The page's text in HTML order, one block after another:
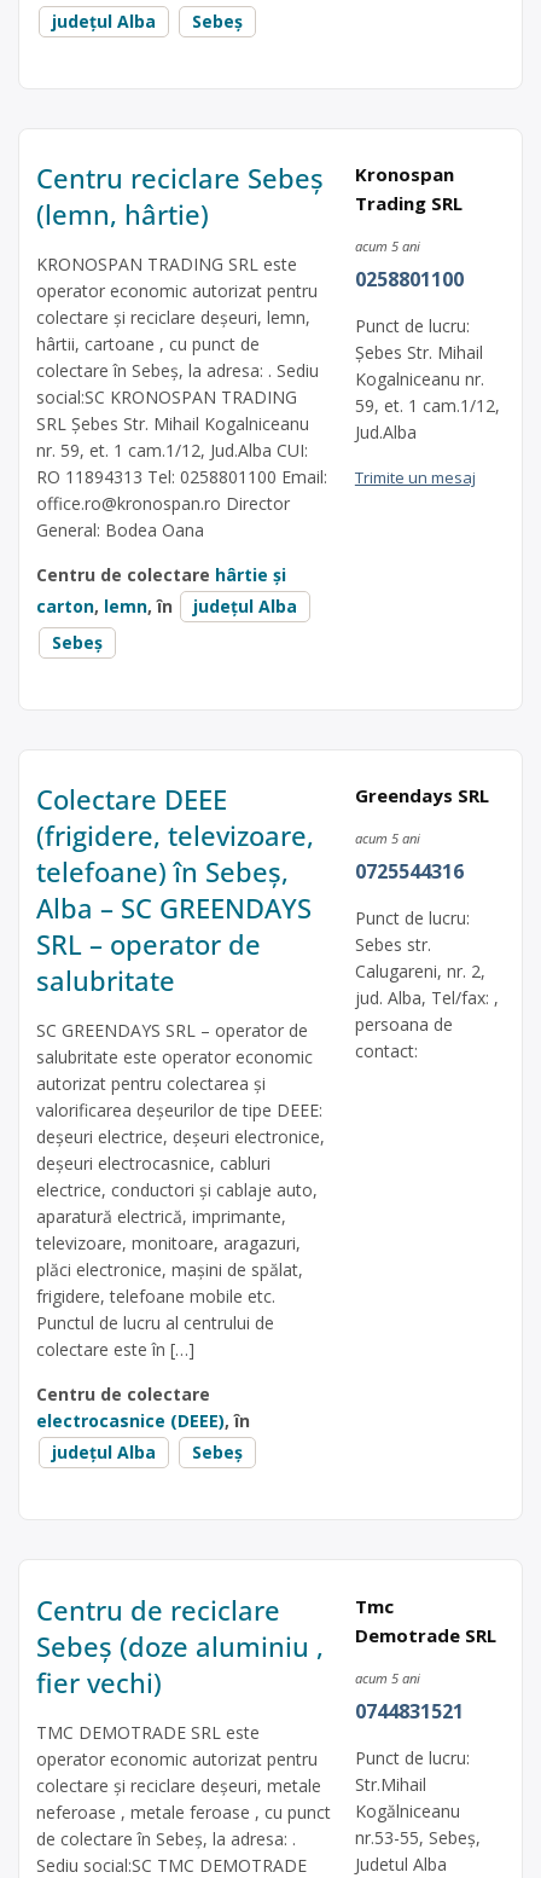
județul Alba
Sebeș
Centru reciclare Sebeș
(lemn, hârtie)
KRONOSPAN TRADING SRL este
operator economic autorizat pentru
colectare și reciclare deșeuri, lemn,
hârtii, cartoane , cu punct de
colectare în Sebeș, la adresa: . Sediu
social:SC KRONOSPAN TRADING
SRL Șebes Str. Mihail Kogalniceanu
nr. 59, et. 1 cam.1/12, Jud.Alba CUI:
RO 11894313 Tel: 0258801100 Email:
office.ro@kronospan.ro Director
General: Bodea Oana
Centru de colectare hârtie și
carton, lemn, în
județul Alba
Sebeș
Kronospan
Trading SRL
acum 5 ani
0258801100
Punct de lucru:
Șebes Str. Mihail
Kogalniceanu nr.
59, et. 1 cam.1/12,
Jud.Alba
Trimite un mesaj
Colectare DEEE
(frigidere, televizoare,
telefoane) în Sebeș,
Alba – SC GREENDAYS
SRL – operator de
salubritate
SC GREENDAYS SRL – operator de
salubritate este operator economic
autorizat pentru colectarea și
valorificarea deșeurilor de tipe DEEE:
deșeuri electrice, deșeuri electronice,
deșeuri electrocasnice, cabluri
electrice, conductori și cablaje auto,
aparatură electrică, imprimante,
televizoare, monitoare, aragazuri,
plăci electronice, mașini de spălat,
frigidere, telefoane mobile etc.
Punctul de lucru al centrului de
colectare este în […]
Centru de colectare
electrocasnice (DEEE), în
județul Alba
Sebeș
Greendays SRL
acum 5 ani
0725544316
Punct de lucru:
Sebes str.
Calugareni, nr. 2,
jud. Alba, Tel/fax: ,
persoana de
contact:
Centru de reciclare
Sebeș (doze aluminiu ,
fier vechi)
TMC DEMOTRADE SRL este
operator economic autorizat pentru
colectare și reciclare deșeuri, metale
neferoase , metale feroase , cu punct
de colectare în Sebeș, la adresa: .
Sediu social:SC TMC DEMOTRADE
Tmc
Demotrade SRL
acum 5 ani
0744831521
Punct de lucru:
Str.Mihail
Kogălniceanu
nr.53-55, Sebeș,
Judetul Alba